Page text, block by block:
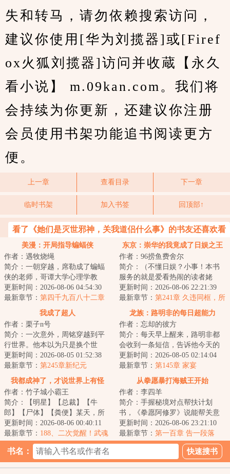
失和转马，请勿依赖搜索访问，
建议你使用[华为刘揽器]或[Firef
ox火狐刘揽器]访问并收蔵【永久
看小说】 m.09kan.com。我们将
会持续为你更新，还建议你注册
会员使用书架功能追书阅读更方
便。
上一章 查看目录 下一章
临时书架 加入书签 回顶部↑
看了《她们是灭世邪神，关我道侣什么事》的书友还喜欢看
美漫：开局指导蝙蝠侠
作者：遇牧烧绳
简介：一朝穿越，席勒成了蝙蝠
侠的老师，哥谭大学心理学教
授。刚来第一天，布鲁斯·韦恩就
进了心理诊室。...
更新时间：2026-08-06 04:54:30
最新章节： 第四千九百八十二章
前奏（下）
东京：崇华的我竟成了日娱之王
作者：96捞鱼费舍尔
简介：（不懂日娱？小事！本书
服务的就是爱看热闹的读者姥
爷！）穿越东京，却是平成末
年，泡沫时代的红利...
更新时间：2026-08-06 22:21:39
最新章节： 第241章 久违同框，所
图甚大
我成了超人
作者：栗子n号
简介：一次意外，周铭穿越到平
行世界。他本以为只是换个世
界，重复他平凡的人生，直到他
接受阳光照射，一...
更新时间：2026-08-05 01:52:38
最新章节： 第245章新纪元
龙族：路明非的每日超能力
作者：忘却的彼方
简介：每天早上醒来，路明非都
会收到一条短信，告诉他今天的
超能力是什么。昨天是召唤Fate里
的角色，今天...
更新时间：2026-08-05 02:14:04
最新章节： 第145章 家宴
我都成神了，才说世界上有怪
物？
作者：竹子城小霸王
简介：【明星】【总裁】【牛
郎】【尸体】【粪便】某天，所
有人头上都出现一个标签。顾青
发现，只要他靠近...
更新时间：2026-08-06 00:40:11
最新章节： 188、二次觉醒！武魂
从拳愿暴打海贼王开始
作者：李四羊
简介：手握秘境对点帮扶计划
书，《拳愿阿修罗》说能帮关意
攻略《海贼王》，关意起初是不
信的。直到他发现...
更新时间：2026-08-06 23:21:10
最新章节： 第一百章 告一段落
书名：